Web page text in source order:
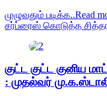
முழுவதும் படிக்க..Read
சர்ப்ரைஸ் கொடுத்த
குட்ட குட்ட குனிய
: முதல்வர்